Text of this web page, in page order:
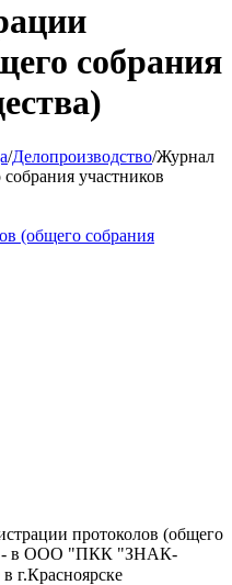
собрания
/Делопроизводство/Журнал
участников
протоколов (общего
- в ООО "ПКК "ЗНАК-
г.Красноярске